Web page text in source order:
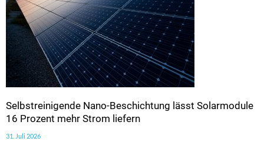
Selbstreinigende Nano-Beschichtung lässt Solarmodule
16 Prozent mehr Strom liefern
31. Juli 2026